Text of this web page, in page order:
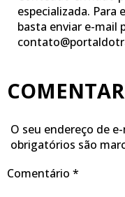
especializada. Para
basta enviar e-mail
COMENTAR
O seu endereço de
obrigatórios são
Comentário *